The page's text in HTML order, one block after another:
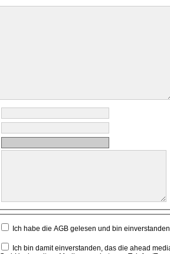
Ich habe die AGB gelesen und bin einverstanden.